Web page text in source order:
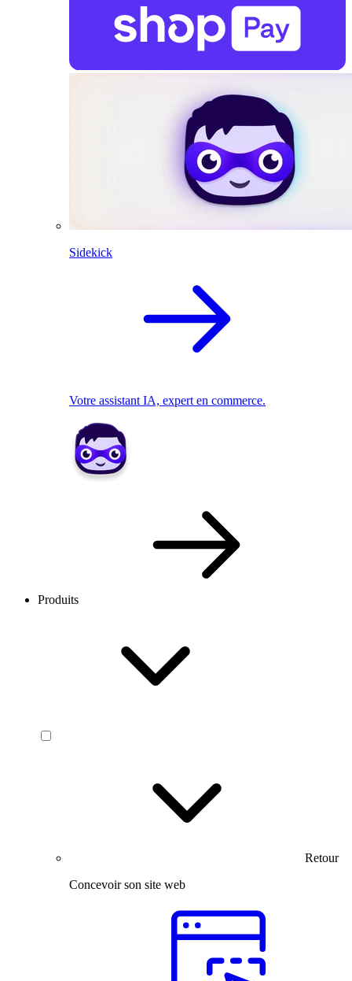
Sidekick
Votre assistant IA, expert en commerce.
Produits
Retour
Concevoir son site web